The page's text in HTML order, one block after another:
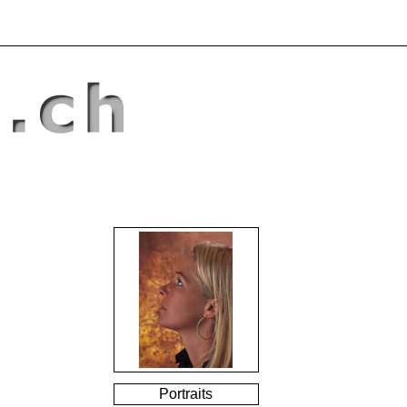
Portraits